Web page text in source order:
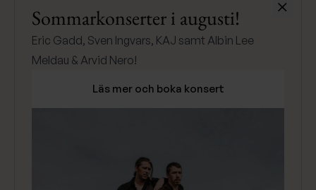
SKICKA
Sommarkonserter i augusti!
Eric Gadd, Sven Ingvars, KAJ samt Albin Lee
Meldau & Arvid Nero!
Läs mer och boka konsert
Stäng